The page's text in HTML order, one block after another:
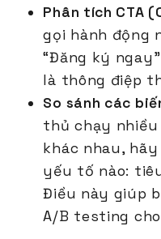
Phân tích CTA
gọi hành động
“Đăng ký
là thông điệp
So sánh các
thủ chạy nhiều
khác nhau,
yếu tố nào:
Điều này giúp
A/B testing